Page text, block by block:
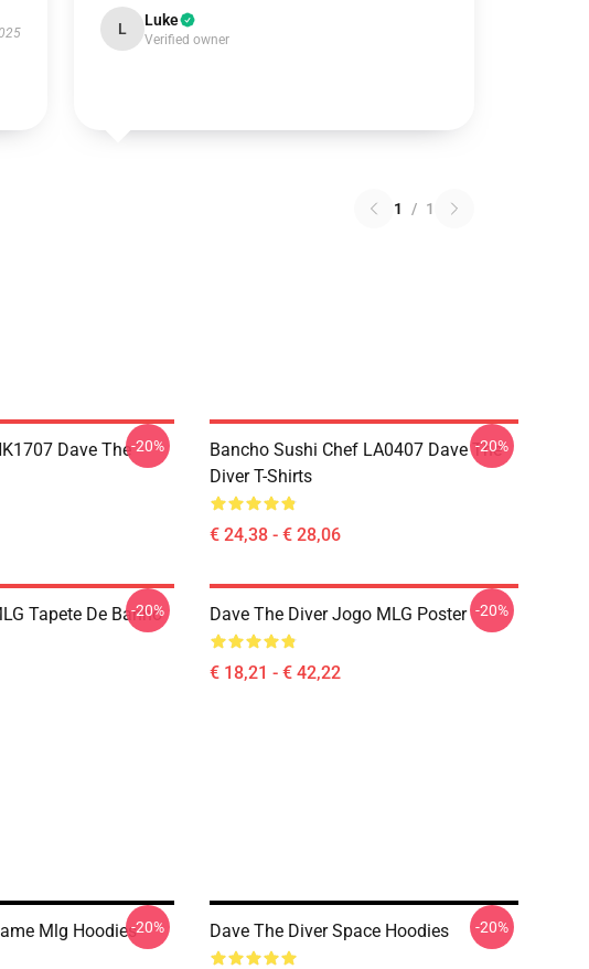
L Luke
Verified owner
1 / 1
Dave The-20%
Bancho Sushi Chef LA0407 Dave The
Diver T-Shirts
€ 24,38 - € 28,06
-20%
Tapete De Banho
-20% Dave The Diver Jogo MLG Poster
€ 18,21 - € 42,22
-20%
Mlg Hoodies-20% Dave The Diver Space Hoodies -20%